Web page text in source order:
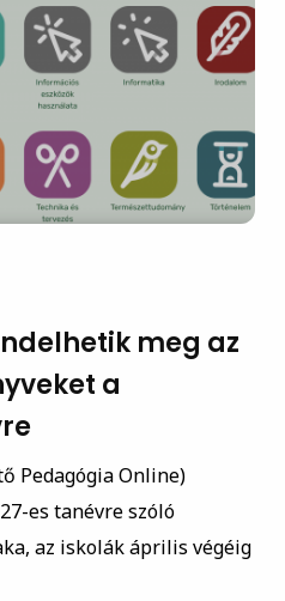
meg az
a
Pedagógia Online)
es tanévre szóló
az iskolák április végéig